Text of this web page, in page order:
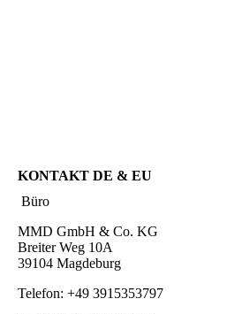
KONTAKT DE & EU
Büro
MMD GmbH & Co. KG
Breiter Weg 10A
39104 Magdeburg
Telefon: +49 3915353797